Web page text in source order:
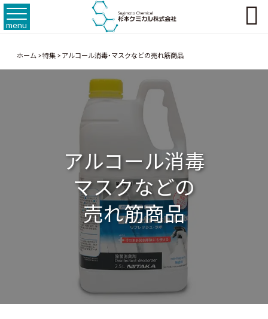
menu 
アルコール消毒
マスクなどの
売れ筋商品
ホーム>特集>アルコール消毒・マスクなどの売れ筋商品